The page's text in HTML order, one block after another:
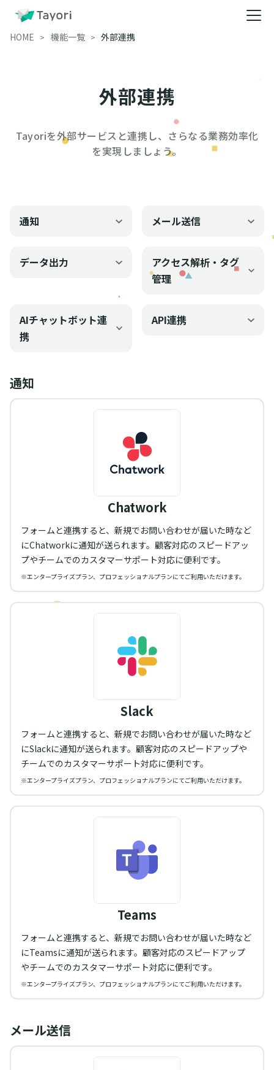
HOME 機能一覧 外部連携
外部連携
Tayoriを外部サービスと連携し、さらなる業務効率化
を実現しましょう。
通知 メール送信
データ出力
アクセス解析・タグ
管理
AIチャットボット連
携
API連携
通知
Chatwork
フォームと連携すると、新規でお問い合わせが届いた時など
にChatworkに通知が送られます。顧客対応のスピードアッ
プやチームでのカスタマーサポート対応に便利です。
※エンタープライズプラン、プロフェッショナルプランにてご利用いただけます。
Slack
フォームと連携すると、新規でお問い合わせが届いた時など
にSlackに通知が送られます。顧客対応のスピードアップや
チームでのカスタマーサポート対応に便利です。
※エンタープライズプラン、プロフェッショナルプランにてご利用いただけます。
Teams
フォームと連携すると、新規でお問い合わせが届いた時など
にTeamsに通知が送られます。顧客対応のスピードアップ
やチームでのカスタマーサポート対応に便利です。
※エンタープライズプラン、プロフェッショナルプランにてご利用いただけます。
メール送信